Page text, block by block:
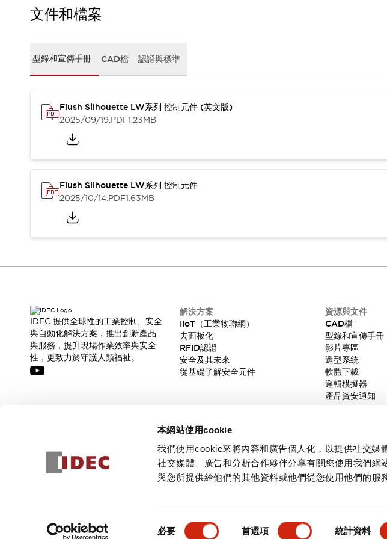
本網站使用cookie
我們使用cookie來將內容和廣告個人化，以提供社交媒
社交媒體、廣告和分析合作夥伴分享有關您使用我們網
與您所提供給他們的其他資料或他們從您使用他們的服
必要 首選項 統計資料
型錄和宣傳手冊
軟體下載
邏輯模擬器
產品資安通知
服務據點
產品變更/停產通知
文件和檔案
型錄和宣傳手冊 CAD檔 認證與標準
Flush Silhouette LW系列 控制元件 (英文版)
2025/09/19.PDF1.23MB
Flush Silhouette LW系列 控制元件
2025/10/14.PDF1.63MB
產品詳情 主
IDEC 提供全球性的工業控制、安全
與自動化解決方案，推出創新產品
與服務，提升現場作業效率與安全
性，更致力於守護人類福祉。
解決方案
IIoT（工業物聯網）
去面板化
RFID認證
安全及其未來
從基礎了解安全元件
資源與文件
CAD檔
型錄和宣傳手冊
影片專區
選型系統
軟體下載
邏輯模擬器
產品資安通知
訂閱
隱私權政策使用條款